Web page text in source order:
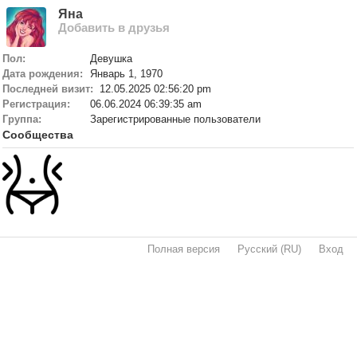
Яна
Добавить в друзья
Пол:
Девушка
Дата рождения:
Январь 1, 1970
Последней визит:
12.05.2025 02:56:20 pm
Регистрация:
06.06.2024 06:39:35 am
Группа:
Зарегистрированные пользователи
Сообщества
Полная версия Русский (RU) Вход